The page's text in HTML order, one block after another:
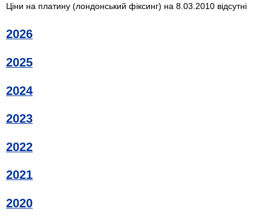
Ціни на платину (лондонський фіксинг) на 8.03.2010 відсутні
2026
2025
2024
2023
2022
2021
2020